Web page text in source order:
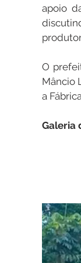
apoio
O
Mâncio
a
Galeria